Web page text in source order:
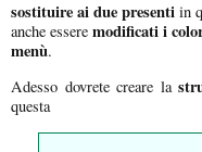
sostituire ai due presenti in
anche essere modificati i
menù.
Adesso dovrete creare la
questa